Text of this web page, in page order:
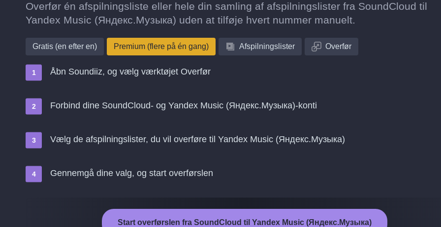
Overfør én afspilningsliste eller hele din samling af afspilningslister fra SoundCloud til
Yandex Music (Яндекс.Музыка) uden at tilføje hvert nummer manuelt.
Gratis (en efter en) Premium (flere på én gang) Afspilningslister Overfør
Åbn Soundiiz, og vælg værktøjet Overfør
Forbind dine SoundCloud- og Yandex Music (Яндекс.Музыка)-konti
Vælg de afspilningslister, du vil overføre til Yandex Music (Яндекс.Музыка)
Gennemgå dine valg, og start overførslen
Start overførslen fra SoundCloud til Yandex Music (Яндекс.Музыка)